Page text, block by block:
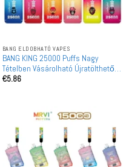
BANG ELDOBHATÓ VAPES
BANG KING 25000 Puffs Nagy
Tételben Vásárolható Újratölthető
Eldobható Vape Nagykereskedelem
€5.86